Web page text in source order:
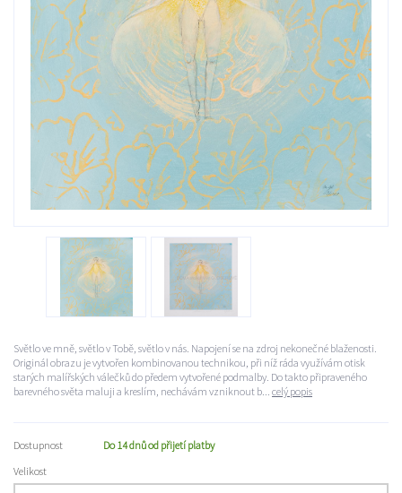
Světlo ve mně, světlo v Tobě, světlo v nás. Napojení se na zdroj nekonečné blaženosti.
Originál obrazu je vytvořen kombinovanou technikou, při níž ráda využívám otisk
starých malířských válečků do předem vytvořené podmalby. Do takto připraveného
barevného světa maluji a kreslím, nechávám vzniknout b... celý popis
Dostupnost
Do 14 dnů od přijetí platby
Velikost